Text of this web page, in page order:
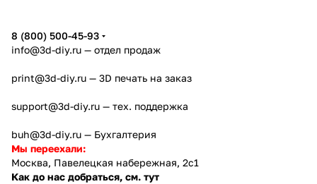
8 (800) 500-45-93
info@3d-diy.ru — отдел продаж
print@3d-diy.ru — 3D печать на заказ
support@3d-diy.ru — тех. поддержка
buh@3d-diy.ru — Бухгалтерия
Мы переехали:
Москва, Павелецкая набережная, 2с1
Как до нас добраться, см. тут